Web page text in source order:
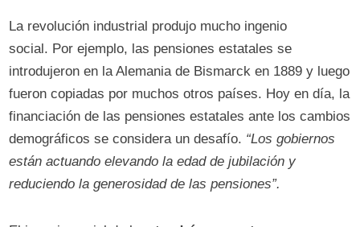
La revolución industrial produjo mucho ingenio
social. Por ejemplo, las pensiones estatales se
introdujeron en la Alemania de Bismarck en 1889 y luego
fueron copiadas por muchos otros países. Hoy en día, la
financiación de las pensiones estatales ante los cambios
demográficos se considera un desafío. “Los gobiernos
están actuando elevando la edad de jubilación y
reduciendo la generosidad de las pensiones”.